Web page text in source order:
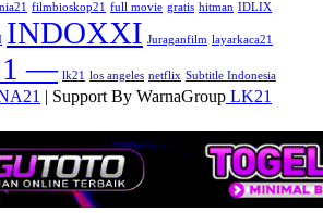
filmbioskop21 full movie gratis hitman IDLIX
INDOXXI Juraganfilm layarkaca21
— lk21 los angeles netflix Subtitle Indonesia
| Support By WarnaGroup LK21